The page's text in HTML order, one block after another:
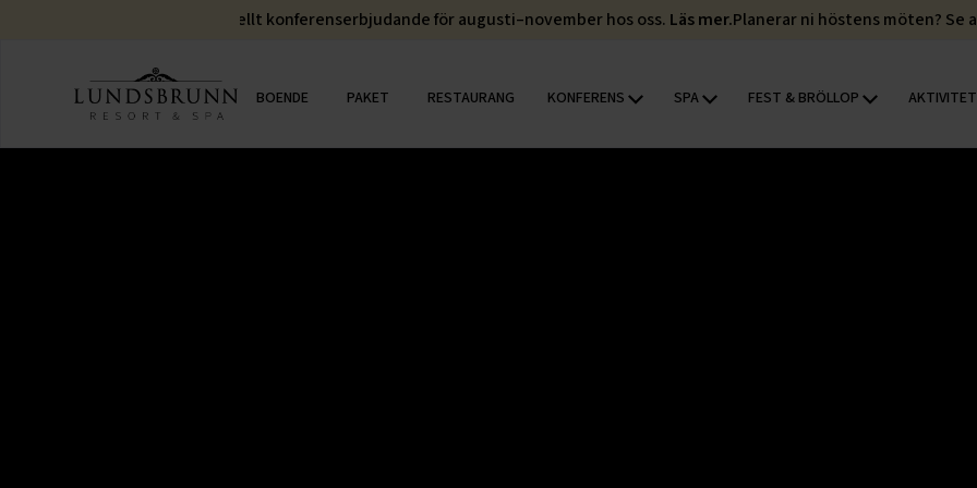
ni höstens möten? Se aktuellt konferenserbjudande för augusti–november hos oss. Läs mer.Planerar ni höstens möten? Se
BOENDE PAKET RESTAURANG KONFERENS SPA FEST & BRÖLLOP